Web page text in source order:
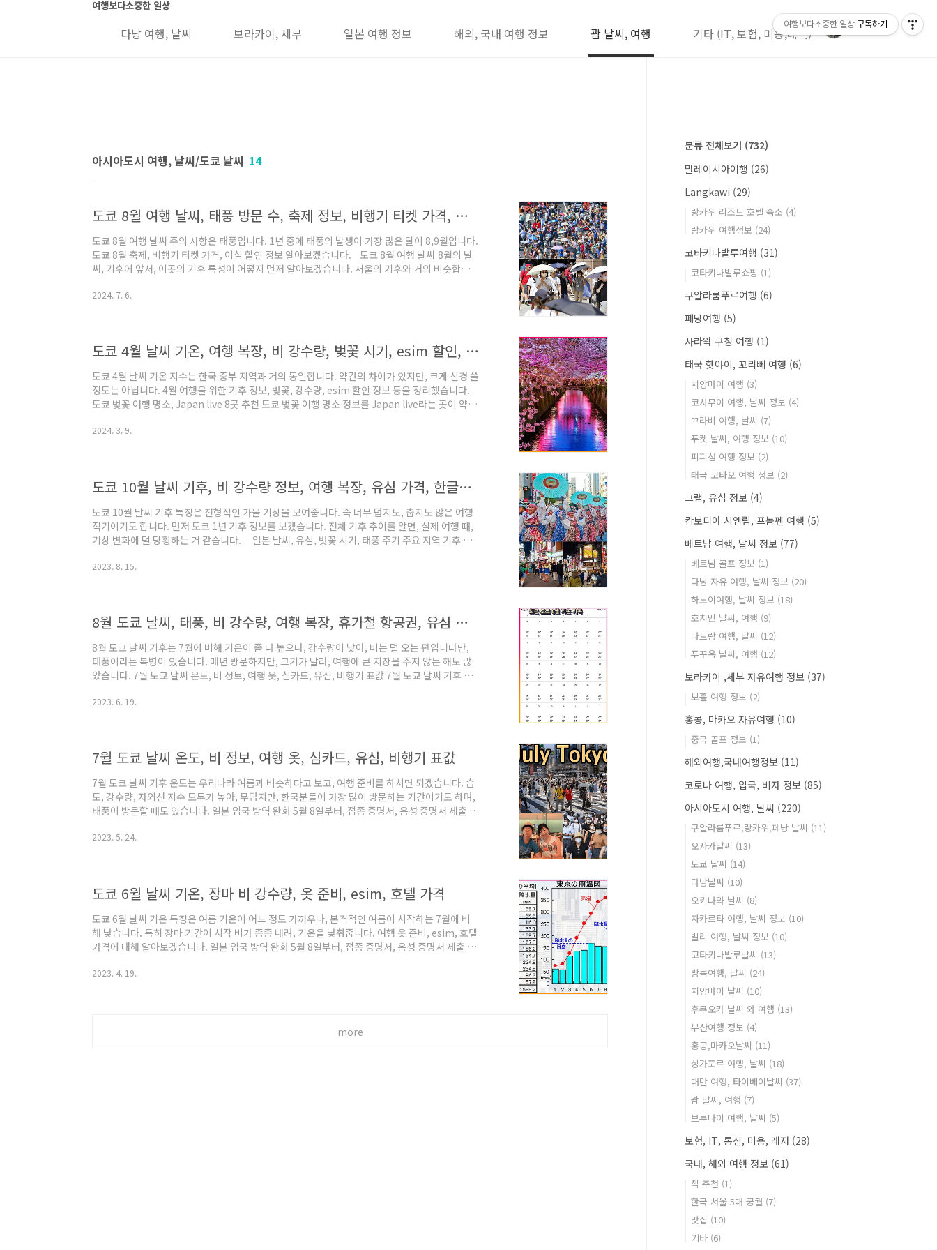
여행보다소중한 일상
다낭 여행, 날씨 보라카이, 세부 일본 여행 정보 해외, 국내 여행 정보 괌 날씨, 여행 기타 (IT, 보험, 미용,레저)
아시아도시 여행, 날씨/도쿄 날씨 14
도쿄 8월 여행 날씨, 태풍 방문 수, 축제 정보, 비행기 티켓 가격, 이심 할인 정보
도쿄 8월 여행 날씨 주의 사항은 태풍입니다. 1년 중에 태풍의 발생이 가장 많은 달이 8,9월입니다.
도쿄 8월 축제, 비행기 티켓 가격, 이심 할인 정보 알아보겠습니다. 도쿄 8월 여행 날씨 8월의 날
씨, 기후에 앞서, 이곳의 기후 특성이 어떻지 먼저 알아보겠습니다. 서울의 기후와 거의 비슷합니
처할 수 있어 유용합니다. 도쿄 날씨 월별 기후, 습도, 자외선, 비 일수 등 올해의 8월 기후입니다.
2024. 7. 6.
도쿄 4월 날씨 기온, 여행 복장, 비 강수량, 벚꽃 시기, esim 할인, 속소 가격.
도쿄 4월 날씨 기온 지수는 한국 중부 지역과 거의 동일합니다. 약간의 차이가 있지만, 크게 신경 쓸
정도는 아닙니다. 4월 여행을 위한 기후 정보, 벚꽃, 강수량, esim 할인 정보 등을 정리했습니다.
도쿄 벚꽃 여행 명소, Japan live 8곳 추천 도쿄 벚꽃 여행 명소 정보를 Japan live라는 곳이 약
다고 생각합니다. 아래 자료를 통해 본인의 취 tripeditor.tistory.com 도쿄 4월 날씨 기온 이 달
2024. 3. 9.
도쿄 10월 날씨 기후, 비 강수량 정보, 여행 복장, 유심 가격, 한글날 항공료
도쿄 10월 날씨 기후 특징은 전형적인 가을 기상을 보여줍니다. 즉 너무 덥지도, 춥지도 않은 여행
적기이기도 합니다. 먼저 도쿄 1년 기후 정보를 보겠습니다. 전체 기후 추이를 알면, 실제 여행 때,
기상 변화에 덜 당황하는 거 같습니다. 일본 날씨, 유심, 벗꽃 시기, 태풍 주기 주요 지역 기후 정
씨를 정리 합니다. 도쿄, 오사카, 후쿠오카, 오키나와, 삿포로 날씨와 기후 정보를 공유 합니
2023. 8. 15.
8월 도쿄 날씨, 태풍, 비 강수량, 여행 복장, 휴가철 항공권, 유심 가격
8월 도쿄 날씨 기후는 7월에 비해 기온이 좀 더 높으나, 강수량이 낮아, 비는 덜 오는 편입니다만,
태풍이라는 복병이 있습니다. 매년 방문하지만, 크기가 달라, 여행에 큰 지장을 주지 않는 해도 많
았습니다. 7월 도쿄 날씨 온도, 비 정보, 여행 옷, 심카드, 유심, 비행기 표값 7월 도쿄 날씨 기후 온
수 모두가 높아, 무덥지만, 한국분들이 가장 많이 방문하는 기간이기도 tripeditor.tistory.com
2023. 6. 19.
7월 도쿄 날씨 온도, 비 정보, 여행 옷, 심카드, 유심, 비행기 표값
7월 도쿄 날씨 기후 온도는 우리나라 여름과 비슷하다고 보고, 여행 준비를 하시면 되겠습니다. 습
도, 강수량, 자외선 지수 모두가 높아, 무덥지만, 한국분들이 가장 많이 방문하는 기간이기도 하며,
태풍이 방문할 때도 있습니다. 일본 입국 방역 완화 5월 8일부터, 접종 증명서, 음성 증명서 제출 폐
했습니다. 여행, 특히, 해외 여행 준비는 신뢰한 말한 기관의 공지를 근거로 준비하는 것이 좋습니
2023. 5. 24.
도쿄 6월 날씨 기온, 장마 비 강수량, 옷 준비, esim, 호텔 가격
도쿄 6월 날씨 기온 특징은 여름 기온이 어느 정도 가까우나, 본격적인 여름이 시작하는 7월에 비
해 낮습니다. 특히 장마 기간이 시작 비가 종종 내려, 기온을 낮춰줍니다. 여행 옷 준비, esim, 호텔
가격에 대해 알아보겠습니다. 일본 입국 방역 완화 5월 8일부터, 접종 증명서, 음성 증명서 제출 폐
했습니다. 여행, 특히, 해외 여행 준비는 신뢰한 말한 기관의 공지를 근거로 준비하는 것이 좋습니
2023. 4. 19.
more
분류 전체보기 (732)
말레이시아여행 (26)
Langkawi (29)
랑카위 리조트 호텔 숙소 (4)
랑카위 여행정보 (24)
코타키나발루여행 (31)
코타키나발루쇼핑 (1)
쿠알라룸푸르여행 (6)
페낭여행 (5)
사라왁 쿠칭 여행 (1)
태국 핫야이, 꼬리뻬 여행 (6)
치앙마이 여행 (3)
코사무이 여행, 날씨 정보 (4)
끄라비 여행, 날씨 (7)
푸켓 날씨, 여행 정보 (10)
피피섬 여행 정보 (2)
태국 코타오 여행 정보 (2)
그랩, 유심 정보 (4)
캄보디아 시엠립, 프놈펜 여행 (5)
베트남 여행, 날씨 정보 (77)
베트남 골프 정보 (1)
다낭 자유 여행, 날씨 정보 (20)
하노이여행, 날씨 정보 (18)
호치민 날씨, 여행 (9)
나트랑 여행, 날씨 (12)
푸꾸옥 날씨, 여행 (12)
보라카이 ,세부 자유여행 정보 (37)
보홀 여행 정보 (2)
홍콩, 마카오 자유여행 (10)
중국 골프 정보 (1)
해외여행,국내여행정보 (11)
코로나 여행, 입국, 비자 정보 (85)
아시아도시 여행, 날씨 (220)
쿠알라룸푸르,랑카위,페낭 날씨 (11)
오사카날씨 (13)
도쿄 날씨 (14)
다낭날씨 (10)
오키나와 날씨 (8)
자카르타 여행, 날씨 정보 (10)
발리 여행, 날씨 정보 (10)
코타키나발루날씨 (13)
방콕여행, 날씨 (24)
치앙마이 날씨 (10)
후쿠오카 날씨 와 여행 (13)
부산여행 정보 (4)
홍콩,마카오날씨 (11)
싱가포르 여행, 날씨 (18)
대만 여행, 타이베이날씨 (37)
괌 날씨, 여행 (7)
브루나이 여행, 날씨 (5)
보험, IT, 통신, 미용, 레저 (28)
국내, 해외 여행 정보 (61)
책 추천 (1)
한국 서울 5대 궁궐 (7)
맛집 (10)
기타 (6)
여행보다소중한 일상 구독하기